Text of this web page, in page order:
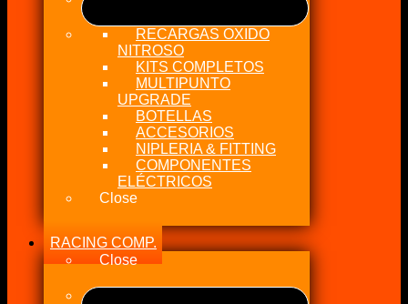
RECARGAS OXIDO
NITROSO
KITS COMPLETOS
MULTIPUNTO
UPGRADE
BOTELLAS
ACCESORIOS
NIPLERIA & FITTING
COMPONENTES
ELÉCTRICOS
Close
RACING COMP.
Close